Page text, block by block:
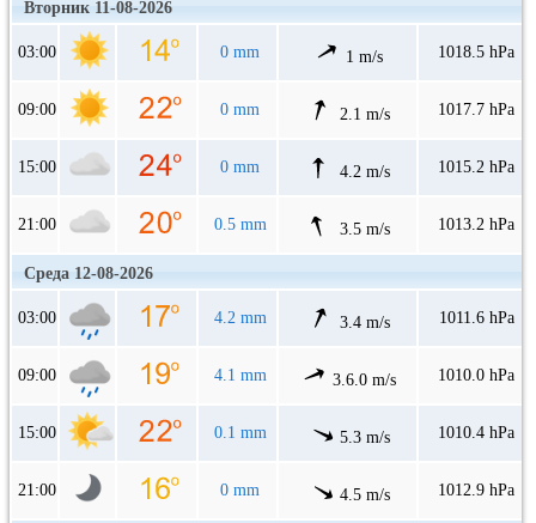
Вторник 11-08-2026
03:00 0 mm 1 m/s 1018.5 hPa
09:00 0 mm 2.1 m/s 1017.7 hPa
15:00 0 mm 4.2 m/s 1015.2 hPa
21:00 0.5 mm 3.5 m/s 1013.2 hPa
Среда 12-08-2026
03:00 4.2 mm 3.4 m/s 1011.6 hPa
09:00 4.1 mm 3.6.0 m/s 1010.0 hPa
15:00 0.1 mm 5.3 m/s 1010.4 hPa
21:00 0 mm 4.5 m/s 1012.9 hPa